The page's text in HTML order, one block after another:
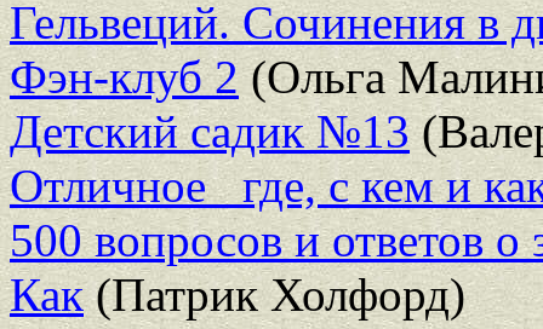
Гельвеций. Сочинения в
Фэн-клуб 2(Ольга
Детский садик №13
Отличное_ где, с кем и
500 вопросов и ответов
Как(Патрик Холфорд)